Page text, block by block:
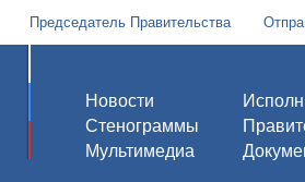
Председатель Правительства
Новости
Стенограммы
Мультимедиа